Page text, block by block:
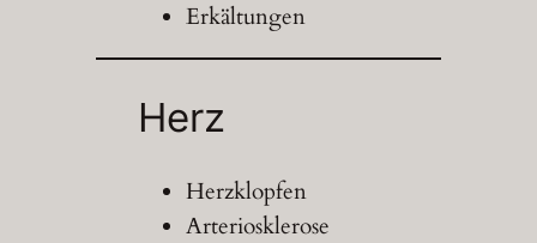
Erkältungen
Herz
Herzklopfen
Arteriosklerose